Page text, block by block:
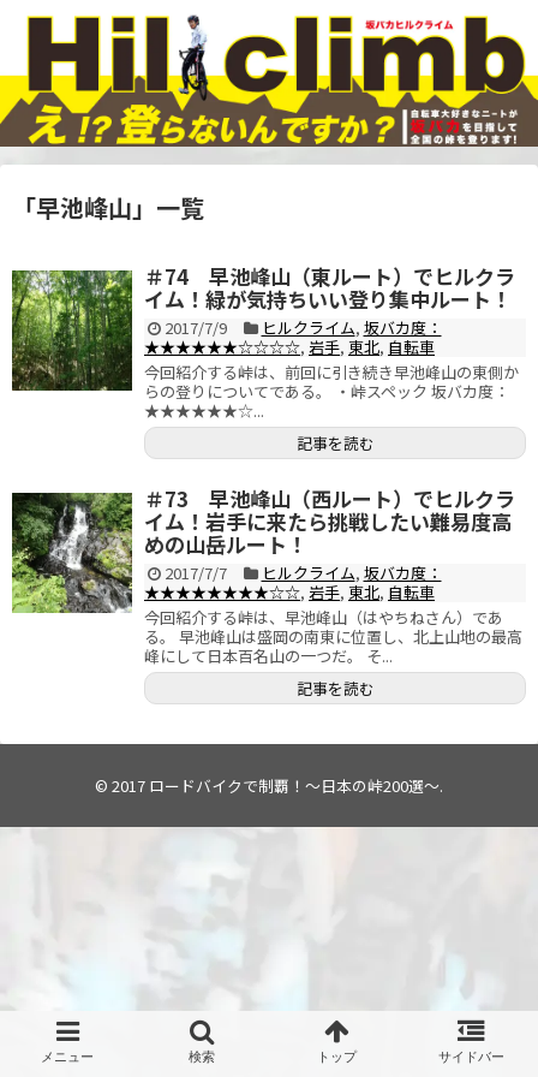
「早池峰山」 一覧
＃74 早池峰山（東ルート）でヒルクラ
イム！緑が気持ちいい登り集中ルート！
2017/7/9 ヒルクライム, 坂バカ度：
★★★★★★☆☆☆☆, 岩手, 東北, 自転車
今回紹介する峠は、前回に引き続き早池峰山の東側か
らの登りについてである。 ・峠スペック 坂バカ度：
★★★★★★☆...
記事を読む
＃73 早池峰山（西ルート）でヒルクラ
イム！岩手に来たら挑戦したい難易度高
めの山岳ルート！
2017/7/7 ヒルクライム, 坂バカ度：
★★★★★★★★☆☆, 岩手, 東北, 自転車
今回紹介する峠は、早池峰山（はやちねさん）であ
る。 早池峰山は盛岡の南東に位置し、北上山地の最高
峰にして日本百名山の一つだ。 そ...
記事を読む
© 2017 ロードバイクで制覇！～日本の峠200選～.